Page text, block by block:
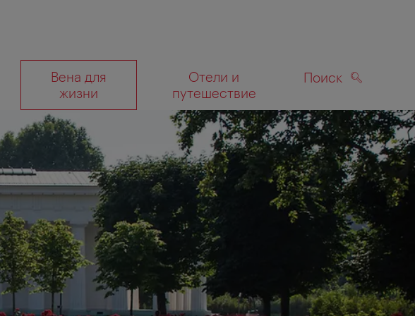
Вена для
жизни
Отели и
путешествие
Поиск
поиска на карте ПОИСК